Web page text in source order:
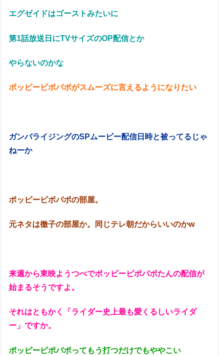
エグゼイドはゴーストみたいに
第1話放送日にTVサイズのOP配信とか
やらないのかな
ポッピーピポパポがスムーズに言えるようになりたい
ガンバライジングのSPムービー配信日時と被ってるじゃ
ねーか
ポッピーピポパポの部屋。
元ネタは徹子の部屋か。同じテレ朝だからいいのかw
来週から東映ようつべでポッピーピポパポたんの配信が
始まるそうですよ。
それはともかく「ライダー史上最も愛くるしいライダ
ー」ですか。
ポッピーピポパポってもう打つだけでもややこい